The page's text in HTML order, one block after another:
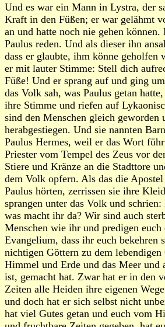
Und es war ein Mann in Lystra, der
Kraft in den Füßen; er war gelähmt
an und hatte noch nie gehen können.
Paulus reden. Und als dieser ihn
dass er glaubte, ihm könne geholfen
er mit lauter Stimme: Stell dich
Füße! Und er sprang auf und ging
das Volk sah, was Paulus getan
ihre Stimme und riefen auf
sind den Menschen gleich geworden
herabgestiegen. Und sie nannten
Paulus Hermes, weil er das Wort
Priester vom Tempel des Zeus vor
Stiere und Kränze an die Stadttore
dem Volk opfern. Als das die Apostel
Paulus hörten, zerrissen sie ihre
sprangen unter das Volk und
was macht ihr da? Wir sind auch
Menschen wie ihr und predigen euch
Evangelium, dass ihr euch bekehren
nichtigen Göttern zu dem lebendigen
Himmel und Erde und das Meer und
ist, gemacht hat. Zwar hat er in den
Zeiten alle Heiden ihre eigenen
und doch hat er sich selbst nicht
hat viel Gutes getan und euch vom